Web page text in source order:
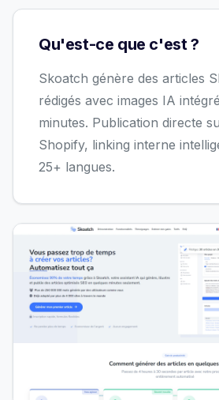
Qu'est-ce que c'est ?
Skoatch génère des articles
rédigés avec images IA
minutes. Publication directe
Shopify, linking interne
25+ langues.